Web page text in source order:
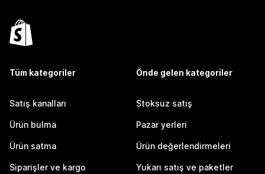
Tüm kategoriler
Satış kanalları
Ürün bulma
Ürün satma
Siparişler ve kargo
Önde gelen kategoriler
Stoksuz satış
Pazar yerleri
Ürün değerlendirmeleri
Yukarı satış ve paketler